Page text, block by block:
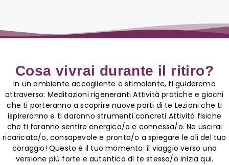
Cosa vivrai durante il ritiro?
In un ambiente accogliente e stimolante, ti guideremo
attraverso: Meditazioni rigeneranti Attività pratiche e giochi
che ti porteranno a scoprire nuove parti di te Lezioni che ti
ispireranno e ti daranno strumenti concreti Attività fisiche
che ti faranno sentire energica/o e connessa/o. Ne uscirai
ricaricata/o, consapevole e pronta/o a spiegare le ali del tuo
coraggio! Questo è il tuo momento: il viaggio verso una
versione più forte e autentica di te stessa/o inizia qui.